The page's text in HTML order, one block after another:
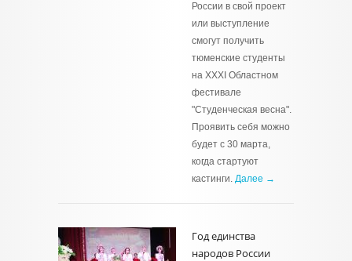
России в свой проект
или выступление
смогут получить
тюменские студенты
на XXXI Областном
фестивале
"Студенческая весна".
Проявить себя можно
будет с 30 марта,
когда стартуют
кастинги. Далее →
Год единства
народов России